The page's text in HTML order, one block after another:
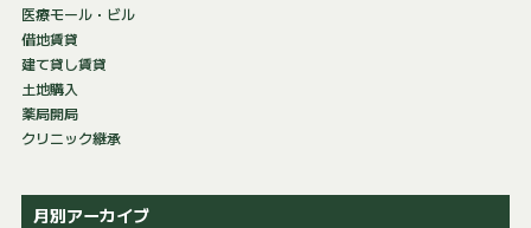
医療モール・ビル
借地賃貸
建て貸し賃貸
土地購入
薬局開局
クリニック継承
月別アーカイブ